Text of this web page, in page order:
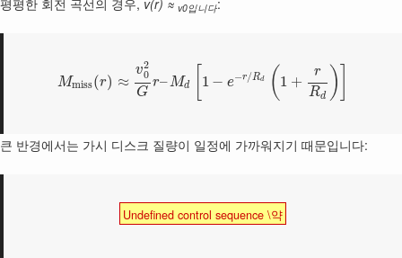
평평한 회전 곡선의 경우, v(r) ≈ v0입니다:
Mmiss(r) ≈
v2
0
G
r–Md 1 − e−r/Rd ( 1 +
r
Rd )
큰 반경에서는 가시 디스크 질량이 일정에 가까워지기 때문입니다:
Undefined control sequence \약